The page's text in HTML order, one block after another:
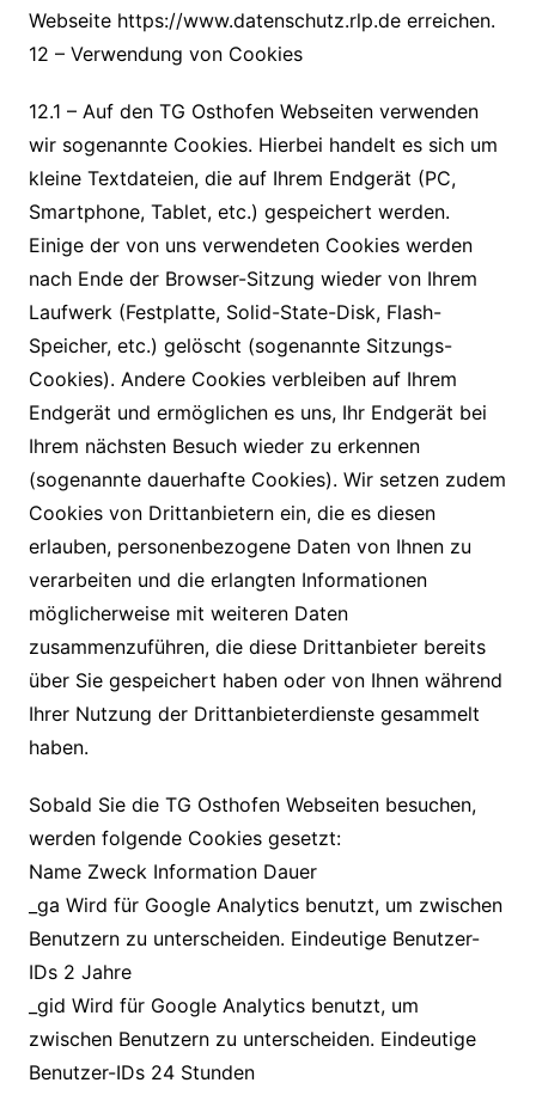
Webseite https://www.datenschutz.rlp.de erreichen.
12 – Verwendung von Cookies
12.1 – Auf den TG Osthofen Webseiten verwenden
wir sogenannte Cookies. Hierbei handelt es sich um
kleine Textdateien, die auf Ihrem Endgerät (PC,
Smartphone, Tablet, etc.) gespeichert werden.
Einige der von uns verwendeten Cookies werden
nach Ende der Browser-Sitzung wieder von Ihrem
Laufwerk (Festplatte, Solid-State-Disk, Flash-
Speicher, etc.) gelöscht (sogenannte Sitzungs-
Cookies). Andere Cookies verbleiben auf Ihrem
Endgerät und ermöglichen es uns, Ihr Endgerät bei
Ihrem nächsten Besuch wieder zu erkennen
(sogenannte dauerhafte Cookies). Wir setzen zudem
Cookies von Drittanbietern ein, die es diesen
erlauben, personenbezogene Daten von Ihnen zu
verarbeiten und die erlangten Informationen
möglicherweise mit weiteren Daten
zusammenzuführen, die diese Drittanbieter bereits
über Sie gespeichert haben oder von Ihnen während
Ihrer Nutzung der Drittanbieterdienste gesammelt
haben.
Sobald Sie die TG Osthofen Webseiten besuchen,
werden folgende Cookies gesetzt:
Name Zweck Information Dauer
_ga Wird für Google Analytics benutzt, um zwischen
Benutzern zu unterscheiden. Eindeutige Benutzer-
IDs 2 Jahre
_gid Wird für Google Analytics benutzt, um
zwischen Benutzern zu unterscheiden. Eindeutige
Benutzer-IDs 24 Stunden